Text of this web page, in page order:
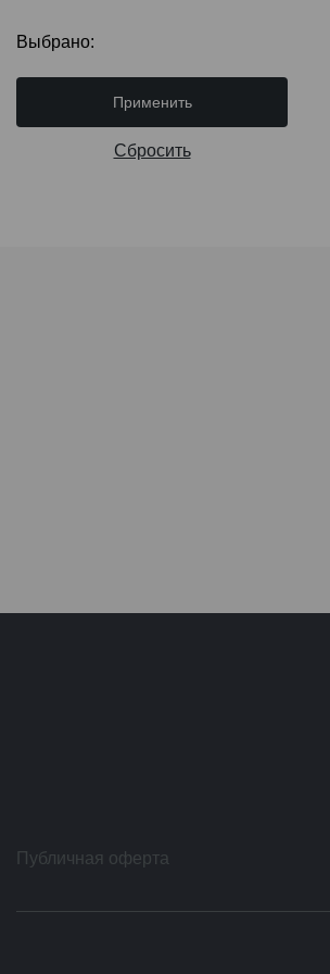
Выбрано:
Применить
Сбросить
Публичная оферта